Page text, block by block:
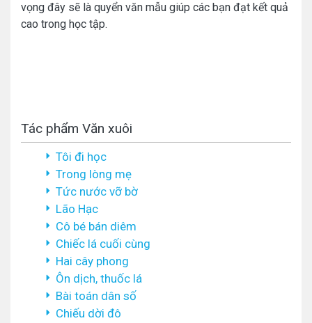
vọng đây sẽ là quyển văn mẫu giúp các bạn đạt kết quả
cao trong học tập.
Tác phẩm Văn xuôi
Tôi đi học
Trong lòng mẹ
Tức nước vỡ bờ
Lão Hạc
Cô bé bán diêm
Chiếc lá cuối cùng
Hai cây phong
Ôn dịch, thuốc lá
Bài toán dân số
Chiếu dời đô